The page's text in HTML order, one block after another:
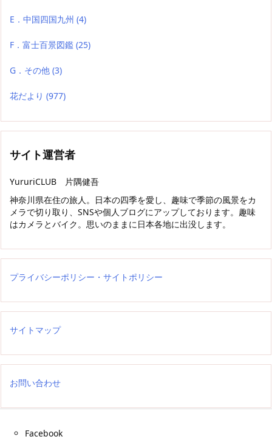
E．中国四国九州 (4)
F．富士百景図鑑 (25)
G．その他 (3)
花だより (977)
サイト運営者
YururiCLUB 片隅健吾
神奈川県在住の旅人。日本の四季を愛し、趣味で季節の風景をカ
メラで切り取り、SNSや個人ブログにアップしております。趣味
はカメラとバイク。思いのままに日本各地に出没します。
プライバシーポリシー・サイトポリシー
サイトマップ
お問い合わせ
Facebook